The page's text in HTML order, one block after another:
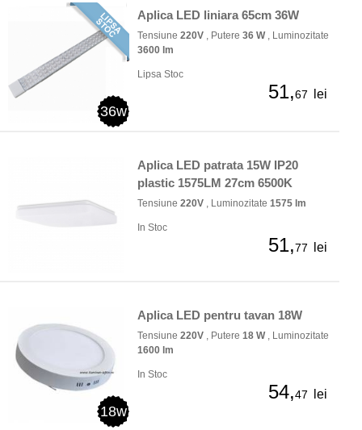
36w
Aplica LED liniara 65cm 36W
Tensiune 220V , Putere 36 W, Luminozitate
3600 lm
Lipsa Stoc
51,67 lei
Aplica LED patrata 15W IP20
plastic 1575LM 27cm 6500K
Tensiune 220V , Luminozitate 1575 lm
In Stoc
51,77 lei
18w
Aplica LED pentru tavan 18W
Tensiune 220V , Putere 18 W, Luminozitate
1600 lm
In Stoc
54,47 lei